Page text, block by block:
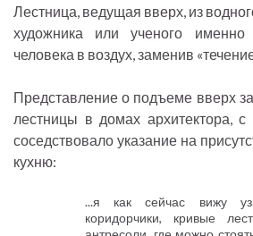
Лестница, ведущая вверх, из
художника или ученого именно
человека в воздух, заменив
Представление о подъеме вверх
лестницы в домах архитектора,
соседствовало указание на
кухню:
...я как сейчас вижу
коридорчики, кривые